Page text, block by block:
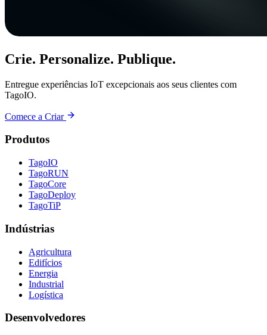
Crie. Personalize. Publique.
Entregue experiências IoT excepcionais aos seus clientes com
TagoIO.
Comece a Criar
Produtos
TagoIO
TagoRUN
TagoCore
TagoDeploy
TagoTiP
Indústrias
Agricultura
Edifícios
Energia
Industrial
Logística
Desenvolvedores